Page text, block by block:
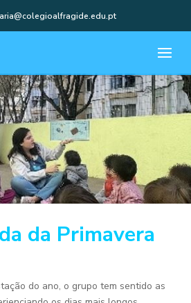
da Primavera
do ano, o grupo tem sentido as